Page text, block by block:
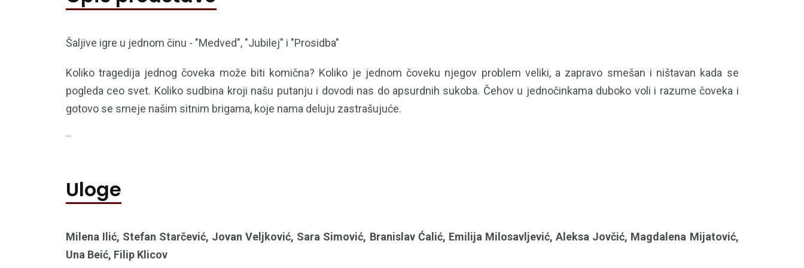
Šaljive igre u jednom činu - "Medved", "Jubilej" i "Prosidba"
Koliko tragedija jednog čoveka može biti komična? Koliko je jednom čoveku njegov problem veliki, a zapravo smešan i ništavan kada se
pogleda ceo svet. Koliko sudbina kroji našu putanju i dovodi nas do apsurdnih sukoba. Čehov u jednočinkama duboko voli i razume čoveka i
gotovo se smeje našim sitnim brigama, koje nama deluju zastrašujuće.
...
Uloge
Milena Ilić, Stefan Starčević, Jovan Veljković, Sara Simović, Branislav Ćalić, Emilija Milosavljević, Aleksa Jovčić, Magdalena Mijatović,
Una Beić, Filip Klicov